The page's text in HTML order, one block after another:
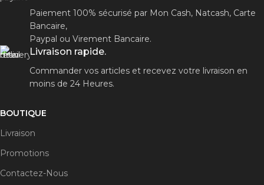
Paiement 100% sécurisé par Mon Cash, Natcash, Carte
Bancaire,
Paypal ou Virement Bancaire.
Livraison rapide.
Commander vos articles et recevez votre livraison en
moins de 24 Heures.
BOUTIQUE
Livraison
Promotions
Contactez-Nous